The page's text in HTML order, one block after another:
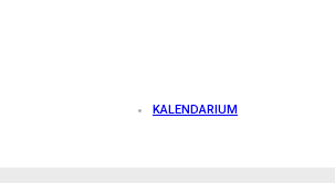
KALENDARIUM